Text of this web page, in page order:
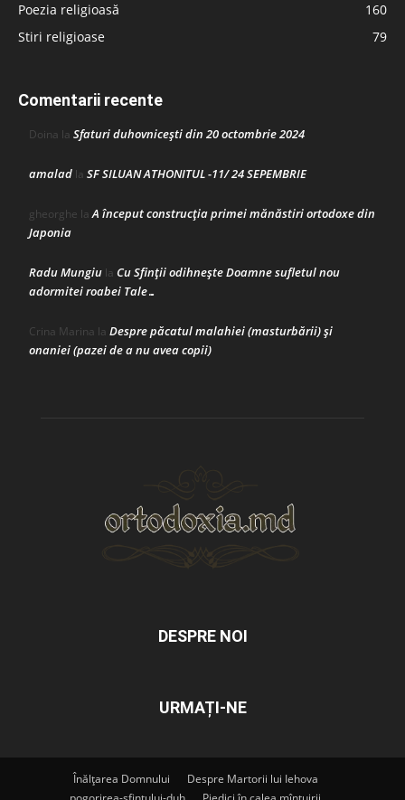
Poezia religioasă
160
Stiri religioase
79
Comentarii recente
Doina la Sfaturi duhovnicești din 20 octombrie 2024
amalad la SF SILUAN ATHONITUL -11/ 24 SEPEMBRIE
gheorghe laA început construcţia primei mănăstiri ortodoxe din
Japonia
Radu Mungiu la Cu Sfinții odihnește Doamne sufletul nou
adormitei roabei Tale…
Crina Marina la Despre păcatul malahiei (masturbării) şi
onaniei (pazei de a nu avea copii)
DESPRE NOI
URMAȚI-NE
Înălțarea Domnului
Despre Martorii lui Iehova